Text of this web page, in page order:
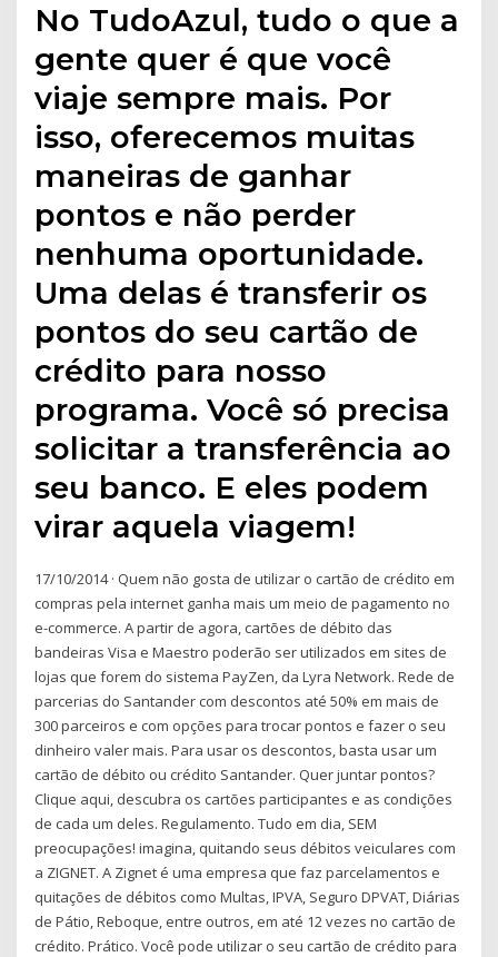
No TudoAzul, tudo o que a
gente quer é que você
viaje sempre mais. Por
isso, oferecemos muitas
maneiras de ganhar
pontos e não perder
nenhuma oportunidade.
Uma delas é transferir os
pontos do seu cartão de
crédito para nosso
programa. Você só precisa
solicitar a transferência ao
seu banco. E eles podem
virar aquela viagem!
17/10/2014 · Quem não gosta de utilizar o cartão de crédito em
compras pela internet ganha mais um meio de pagamento no
e-commerce. A partir de agora, cartões de débito das
bandeiras Visa e Maestro poderão ser utilizados em sites de
lojas que forem do sistema PayZen, da Lyra Network. Rede de
parcerias do Santander com descontos até 50% em mais de
300 parceiros e com opções para trocar pontos e fazer o seu
dinheiro valer mais. Para usar os descontos, basta usar um
cartão de débito ou crédito Santander. Quer juntar pontos?
Clique aqui, descubra os cartões participantes e as condições
de cada um deles. Regulamento. Tudo em dia, SEM
preocupações! imagina, quitando seus débitos veiculares com
a ZIGNET. A Zignet é uma empresa que faz parcelamentos e
quitações de débitos como Multas, IPVA, Seguro DPVAT, Diárias
de Pátio, Reboque, entre outros, em até 12 vezes no cartão de
crédito. Prático. Você pode utilizar o seu cartão de crédito para